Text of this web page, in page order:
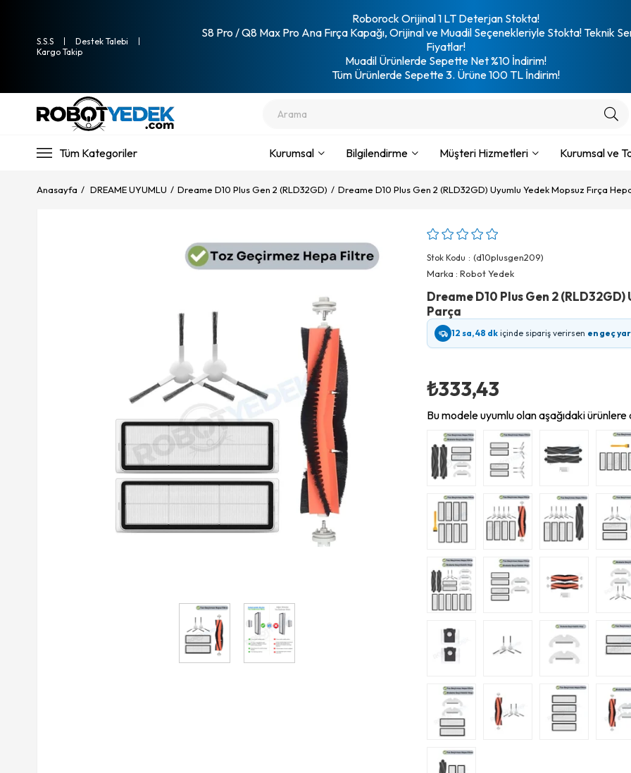
S.S.S
Destek Talebi
Kargo Takip
Roborock Orijinal 1 LT Deterjan Stokta!
S8 Pro / Q8 Max Pro Ana Fırça Kapağı, Orijinal ve Muadil Seçenekleriyle Stokta! Teknik
Fiyatlar!
Muadil Ürünlerde Sepette Net %10 İndirim!
Tüm Ürünlerde Sepette 3. Ürüne 100 TL İndirim!
Tüm Kategoriler Kurumsal Bilgilendirme Müşteri Hizmetleri Kurumsal ve
Anasayfa DREAME UYUMLU Dreame D10 Plus Gen 2 (RLD32GD) Dreame D10 Plus Gen 2 (RLD32GD) Uyumlu Yedek Mopsuz Fırça
Stok Kodu
(d10plusgen209)
Marka : Robot Yedek
Dreame D10 Plus Gen 2
Parça
12 sa, 48 dk içinde sipariş verirsen en geç
₺333,43
Bu modele uyumlu olan aşağıdaki